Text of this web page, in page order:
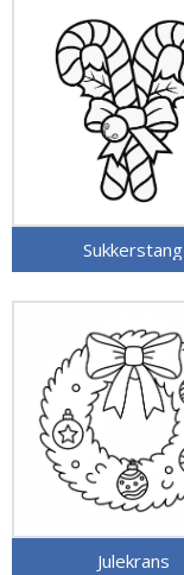
Sukkerstang
Julekrans